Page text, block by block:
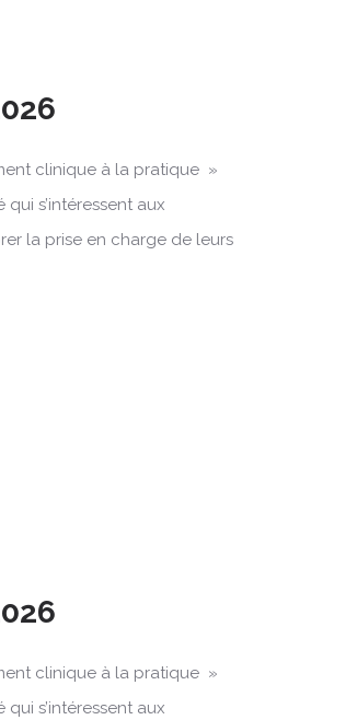
clinique à la pratique »
s’intéressent aux
la prise en charge de leurs
clinique à la pratique »
s’intéressent aux